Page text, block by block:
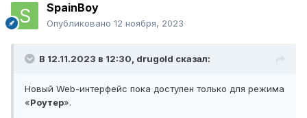
SpainBoy
Опубликовано 12 ноября, 2023
В 12.11.2023 в 12:30, drugold сказал:
Новый Web-интерфейс пока доступен только для режима
«Роутер».